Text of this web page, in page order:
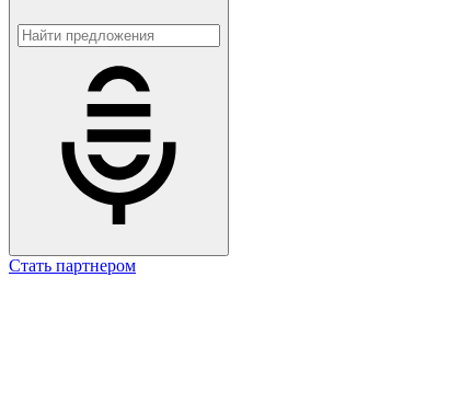
Стать партнером